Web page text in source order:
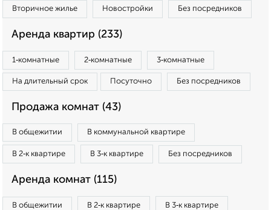
Вторичное жилье Новостройки Без посредников
Аренда квартир (233)
1‑комнатные 2‑комнатные 3‑комнатные
На длительный срок Посуточно Без посредников
Продажа комнат (43)
В общежитии В коммунальной квартире
В 2‑к квартире В 3‑к квартире Без посредников
Аренда комнат (115)
В общежитии В 2‑к квартире В 3‑к квартире